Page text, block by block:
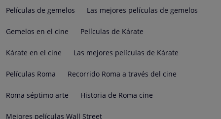
Películas de gemelos Las mejores películas de gemelos
Gemelos en el cine Películas de Kárate
Kárate en el cine Las mejores películas de Kárate
Películas Roma Recorrido Roma a través del cine
Roma séptimo arte Historia de Roma cine
Mejores películas Wall Street